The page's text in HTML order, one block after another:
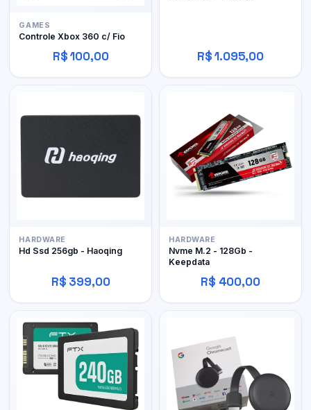
GAMES
Controle Xbox 360 c/ Fio
R$ 100,00 R$ 1.095,00
HARDWARE
Hd Ssd 256gb - Haoqing
R$ 399,00
HARDWARE
Nvme M.2 - 128Gb -
Keepdata
R$ 400,00